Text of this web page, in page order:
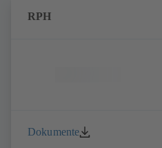
RPH
Dokumente